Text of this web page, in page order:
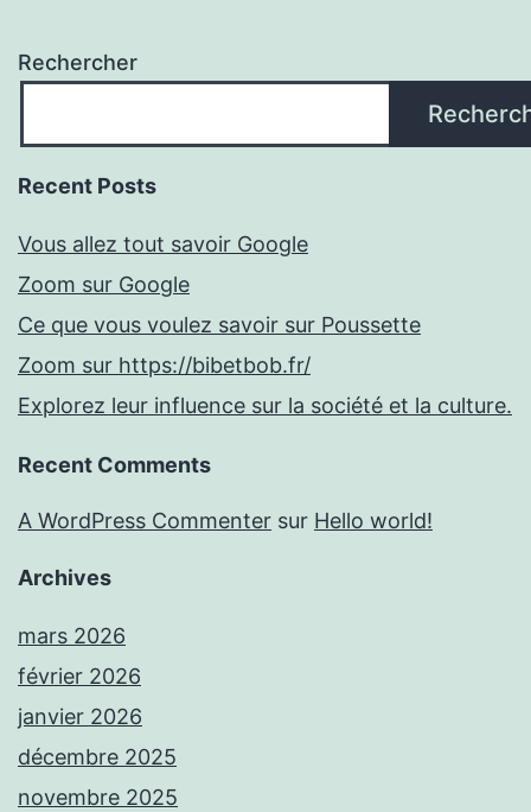
Rechercher
Recent Posts
Vous allez tout savoir Google
Zoom sur Google
Ce que vous voulez savoir sur Poussette
Zoom sur https://bibetbob.fr/
Explorez leur influence sur la société et la culture.
Recent Comments
A WordPress Commenter sur Hello world!
Archives
mars 2026
février 2026
janvier 2026
décembre 2025
novembre 2025